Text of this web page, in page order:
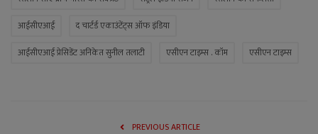
आईसीएआई
द चार्टर्ड एकाउंटेंट्स ऑफ इंडिया
आईसीएआई प्रेसिडेंट अनिकेत सुनील तलाटी
एसीएन टाइम्स . कॉम एसीएन टाइम्स
PREVIOUS ARTICLE